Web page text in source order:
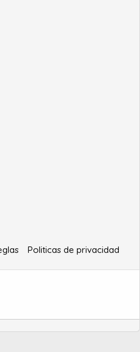
Politicas de privacidad